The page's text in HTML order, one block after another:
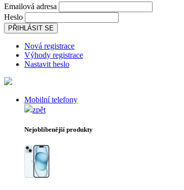
Emailová adresa
Heslo
PŘIHLÁSIT SE
Nová registrace
Výhody registrace
Nastavit heslo
Mobilní telefony
zpět
Nejoblíbenější produkty